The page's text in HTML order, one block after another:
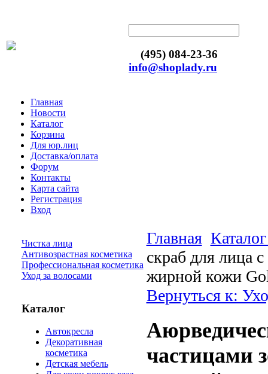
(495) 084-23-36
info@shoplady.ru
Главная
Новости
Каталог
Корзина
Для юр.лиц
Доставка/оплата
Форум
Контакты
Карта сайта
Регистрация
Вход
Чистка лица
Антивозрастная косметика
Профессиональная косметика
Уход за волосами
Каталог
Автокресла
Декоративная
косметика
Детская мебель
Главная
скраб для лица
жирной кожи
Вернуться к:
частицами